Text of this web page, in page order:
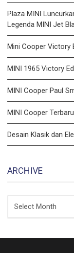
Plaza MINI
Legenda MINI Jet
Mini Cooper Victory
MINI 1965 Victory
MINI Cooper Paul
MINI Cooper
Desain Klasik dan
ARCHIVE